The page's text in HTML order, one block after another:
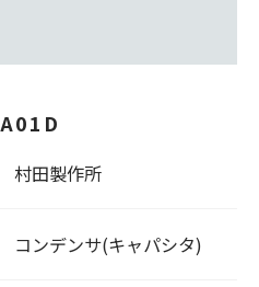
村田製作所
コンデンサ(キャパシタ)